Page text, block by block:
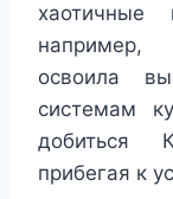
например,
освоила
системам
добиться
прибегая к